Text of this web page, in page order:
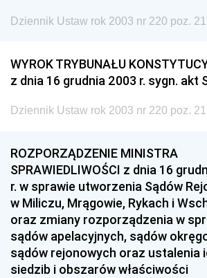
Dziennik Ustaw rok 2003 nr 220 poz.
WYROK TRYBUNAŁU
z dnia 16 grudnia 2003 r. sygn. akt
Dziennik Ustaw rok 2003 nr 220 poz.
ROZPORZĄDZENIE MINISTRA
SPRAWIEDLIWOŚCI z dnia 16
r. w sprawie utworzenia Sądów
w Miliczu, Mrągowie, Rykach i
oraz zmiany rozporządzenia w
sądów apelacyjnych, sądów
sądów rejonowych oraz ustalenia
siedzib i obszarów właściwości